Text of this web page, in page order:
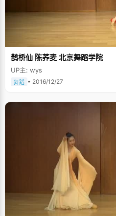
鹊桥仙 陈荞麦 北京舞蹈学院
UP主: wys
舞蹈 • 2016/12/27